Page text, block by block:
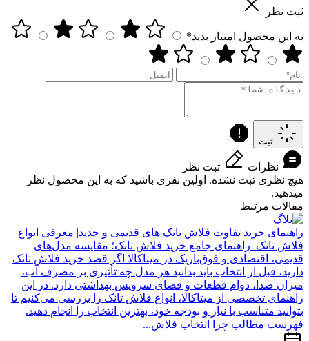
ثبت نظر
به این محصول امتیاز بدید*
ثبت
نظرات
ثبت نظر
هیچ نظری ثبت نشده. اولین نفری باشید که به این محصول نظر
میدهید.
مقالات مرتبط
راهنمای خرید تفاوت فلاش تانک های قدیمی و جدید| معرفی انواع
فلاش تانک راهنمای جامع خرید فلاش تانک؛ مقایسه مدل‌های
قدیمی، اقتصادی و فوق‌باریک در میتاکالا اگر قصد خرید فلاش تانک
دارید، قبل از انتخاب باید بدانید هر مدل چه تأثیری بر مصرف آب،
میزان صدا، دوام قطعات و فضای سرویس بهداشتی دارد. در این
راهنمای تخصصی از میتاکالا، انواع فلاش تانک را بررسی می‌کنیم تا
بتوانید متناسب با نیاز و بودجه خود، بهترین انتخاب را انجام دهید.
فهرست مطالب چرا انتخاب فلاش...